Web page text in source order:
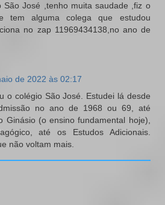
São José ,tenho muita saudade ,fiz o
tem alguma colega que estudou
no zap 11969434138,no ano de
de 2022 às 02:17
o colégio São José. Estudei lá desde
no ano de 1968 ou 69, até
Ginásio (o ensino fundamental hoje),
até os Estudos Adicionais.
não voltam mais.